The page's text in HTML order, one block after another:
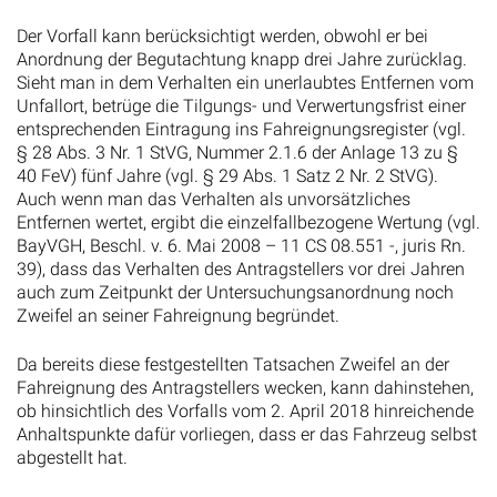
Der Vorfall kann berücksichtigt werden, obwohl er bei
Anordnung der Begutachtung knapp drei Jahre zurücklag.
Sieht man in dem Verhalten ein unerlaubtes Entfernen vom
Unfallort, betrüge die Tilgungs- und Verwertungsfrist einer
entsprechenden Eintragung ins Fahreignungsregister (vgl.
§ 28 Abs. 3 Nr. 1 StVG, Nummer 2.1.6 der Anlage 13 zu §
40 FeV) fünf Jahre (vgl. § 29 Abs. 1 Satz 2 Nr. 2 StVG).
Auch wenn man das Verhalten als unvorsätzliches
Entfernen wertet, ergibt die einzelfallbezogene Wertung (vgl.
BayVGH, Beschl. v. 6. Mai 2008 – 11 CS 08.551 -, juris Rn.
39), dass das Verhalten des Antragstellers vor drei Jahren
auch zum Zeitpunkt der Untersuchungsanordnung noch
Zweifel an seiner Fahreignung begründet.
Da bereits diese festgestellten Tatsachen Zweifel an der
Fahreignung des Antragstellers wecken, kann dahinstehen,
ob hinsichtlich des Vorfalls vom 2. April 2018 hinreichende
Anhaltspunkte dafür vorliegen, dass er das Fahrzeug selbst
abgestellt hat.